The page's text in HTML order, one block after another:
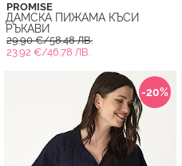
PROMISE
ДАМСКА ПИЖАМА КЪСИ
РЪКАВИ
29.90 €/58.48 ЛВ.
23.92 €/46.78 ЛВ.
-20%